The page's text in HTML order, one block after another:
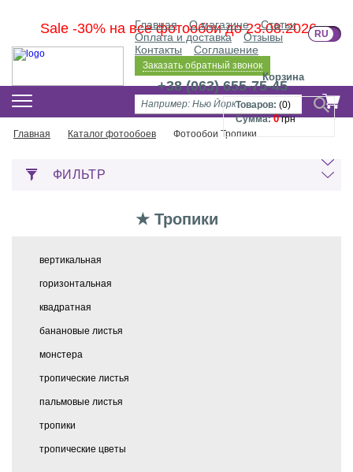
Sale -30% на все фотообои до 23.08.2026
Главная О магазине
Статьи
Оплата и доставка
Отзывы
Контакты
Соглашение
RU UA
Заказать обратный звонок
+38 (063) 655-75-45
Корзина
Товаров: (0)
Сумма: 0грн
Главная
Каталог фотообоев Фотообои Тропики
ФИЛЬТР
★ Тропики
вертикальная
горизонтальная
квадратная
банановые листья
монстера
тропические листья
пальмовые листья
тропики
тропические цветы